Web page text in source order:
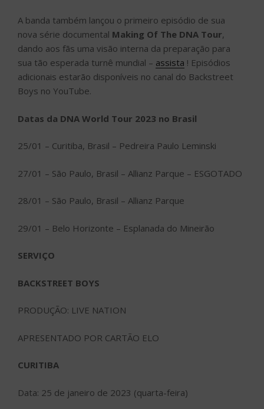
A banda também lançou o primeiro episódio de sua
nova série documental Making Of The DNA Tour,
dando aos fãs uma visão interna da preparação para
sua tão esperada turnê mundial – assista ! Episódios
adicionais estarão disponíveis no canal do Backstreet
Boys no YouTube.
Datas da DNA World Tour 2023 no Brasil
25/01 – Curitiba, Brasil – Pedreira Paulo Leminski
27/01 – São Paulo, Brasil – Allianz Parque – ESGOTADO
28/01 – São Paulo, Brasil – Allianz Parque
29/01 – Belo Horizonte – Esplanada do Mineirão
SERVIÇO
BACKSTREET BOYS
PRODUÇÃO: LIVE NATION
APRESENTADO POR CARTÃO ELO
CURITIBA
Data: 25 de janeiro de 2023 (quarta-feira)